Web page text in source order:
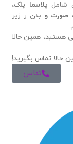
شامل پلاسما پلک،
صورت و بدن را زیر
هستید، همین حالا
حالا تماس بگیرید!
تماس